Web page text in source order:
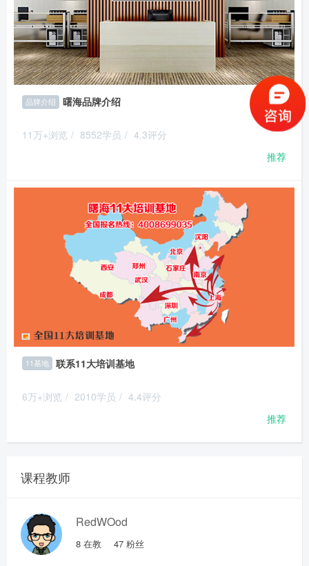
品牌介绍 曙海品牌介绍
11万+浏览 / 8552学员 / 4.3评分
推荐
11基地 联系11大培训基地
6万+浏览 / 2010学员 / 4.4评分
推荐
课程教师
RedWOod
8 在教 47 粉丝